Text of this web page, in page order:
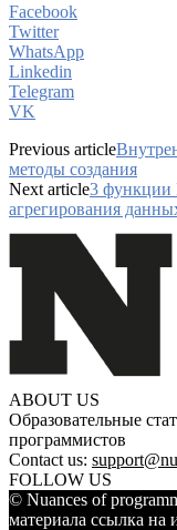
Facebook
Twitter
WhatsApp
Linkedin
Telegram
VK
Previous article
методы создания
Next article3 функции
агрегирования
ABOUT US
Образовательные
программистов
Contact us:
FOLLOW US
© Nuances of
материала ссылка на